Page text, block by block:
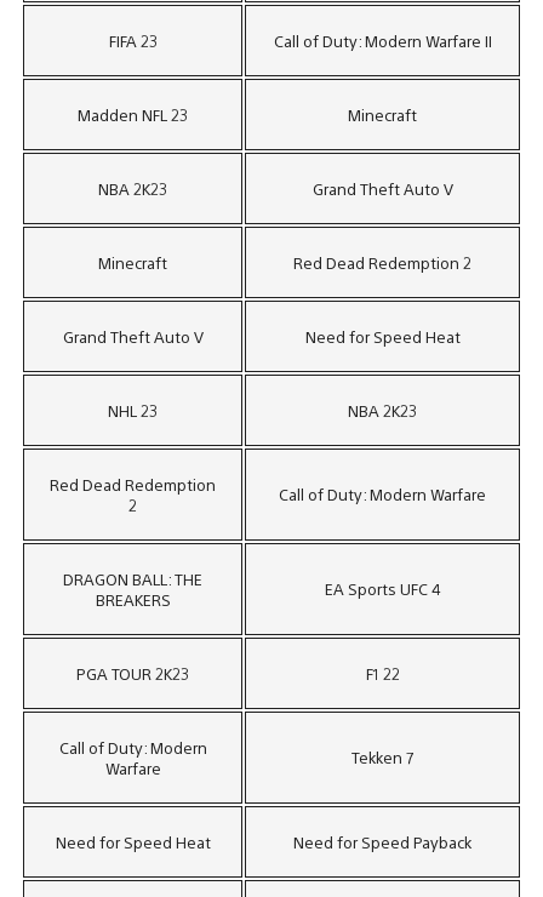
FIFA 23 Call of Duty: Modern Warfare II
Madden NFL 23 Minecraft
NBA 2K23 Grand Theft Auto V
Minecraft Red Dead Redemption 2
Grand Theft Auto V Need for Speed Heat
NHL 23 NBA 2K23
Red Dead Redemption
2
Call of Duty: Modern Warfare
DRAGON BALL: THE
BREAKERS
EA Sports UFC 4
PGA TOUR 2K23 F1 22
Call of Duty: Modern
Warfare
Tekken 7
Need for Speed Heat Need for Speed Payback